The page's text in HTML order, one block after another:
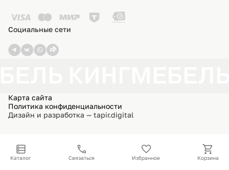
Социальные сети
Карта сайта
Политика конфиденциальности
Дизайн и разработка — tapir.digital
Каталог Связаться Избранное Корзина